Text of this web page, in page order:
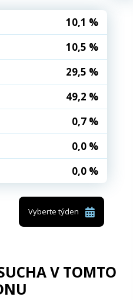
10,1 %
10,5 %
29,5 %
49,2 %
0,7 %
0,0 %
0,0 %
Vyberte týden
V TOMTO